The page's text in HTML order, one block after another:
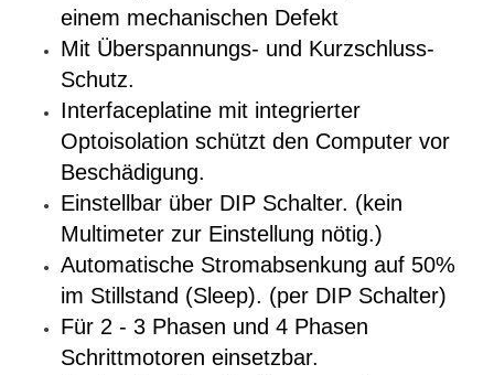
einem mechanischen Defekt
Mit Überspannungs- und Kurzschluss-
Schutz.
Interfaceplatine mit integrierter
Optoisolation schützt den Computer vor
Beschädigung.
Einstellbar über DIP Schalter. (kein
Multimeter zur Einstellung nötig.)
Automatische Stromabsenkung auf 50%
im Stillstand (Sleep). (per DIP Schalter)
Für 2 - 3 Phasen und 4 Phasen
Schrittmotoren einsetzbar.